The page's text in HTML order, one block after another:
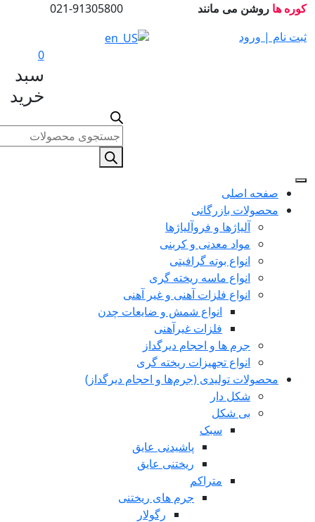
روشن می مانند
021-91305800
| ورود
Products
اصلی
بازرگانی
آلیاژها و فروآلیاژها
مواد معدنی و کربنی
انواع بوته گرافیتی
انواع ماسه ریخته گری
انواع فلزات آهنی و غیر آهنی
انواع شمش و ضایعات چدن
فلزات غیرآهنی
جرم ها و احجام دیرگداز
انواع تجهیزات ریخته گری
تولیدی (جرم‌ها و احجام دیرگداز)
شکل دار
بی شکل
پاشیدنی عایق
ریختنی عایق
متراکم
جرم های ریختنی